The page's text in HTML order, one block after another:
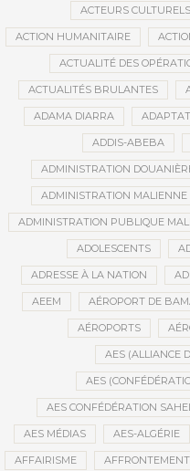
ACTEURS CULTURELS
ACTION HUMANITAIRE
ACTUALITÉ DES
ACTUALITÉS BRULANTES
ADAMA DIARRA
ADDIS-ABEBA
ADMINISTRATION
ADMINISTRATION MALIENNE
ADMINISTRATION PUBLIQUE MALI
ADOLESCENTS
ADRESSE À LA NATION
AEEM AÉROPORT DE
AÉROPORTS
AES (ALLIANCE
AES
AES CONFÉDÉRATION
AES MÉDIAS AES-ALGÉRIE
AFFAIRISME